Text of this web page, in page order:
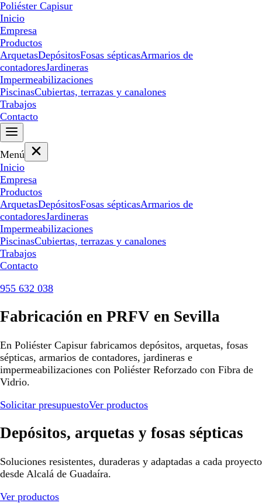
Poliéster Capisur
Inicio
Empresa
Productos
ArquetasDepósitosFosas sépticasArmarios de
contadoresJardineras
Impermeabilizaciones
PiscinasCubiertas, terrazas y canalones
Trabajos
Contacto
Menú
Inicio
Empresa
Productos
ArquetasDepósitosFosas sépticasArmarios de
contadoresJardineras
Impermeabilizaciones
PiscinasCubiertas, terrazas y canalones
Trabajos
Contacto
955 632 038
Fabricación en PRFV en Sevilla
En Poliéster Capisur fabricamos depósitos, arquetas, fosas
sépticas, armarios de contadores, jardineras e
impermeabilizaciones con Poliéster Reforzado con Fibra de
Vidrio.
Solicitar presupuestoVer productos
Depósitos, arquetas y fosas sépticas
Soluciones resistentes, duraderas y adaptadas a cada proyecto
desde Alcalá de Guadaíra.
Ver productos